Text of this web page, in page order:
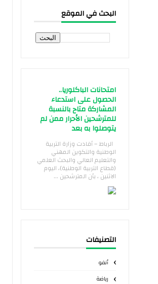
البحث في الموقع
امتحانات الباكلوريا..
الحصول على استدعاء
المشاركة متاح بالنسبة
للمترشحين الأحرار ممن لم
يتوصلوا به بعد
الرباط – أفادت وزارة التربية
الوطنية والتكوين المهني
والتعليم العالي والبحث العلمي
(قطاع التربية الوطنية)، اليوم
الاثنين ، بأن المترشحين ...
التصنيفات
أنفو
رياضة